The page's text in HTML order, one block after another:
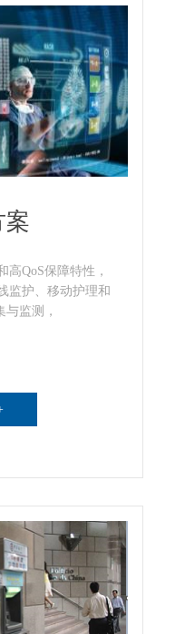
案
高QoS保障特性，
监护、移动护理和
监测，